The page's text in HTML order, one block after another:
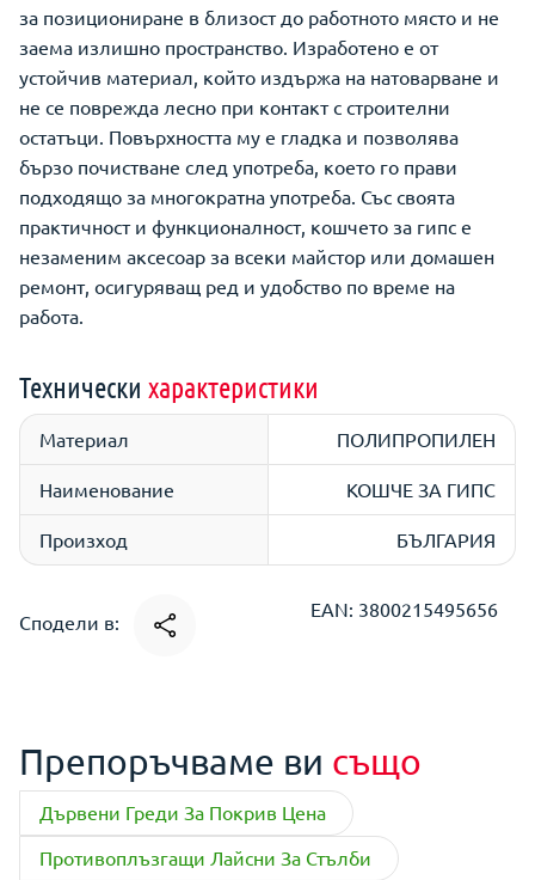
за позициониране в близост до работното място и не
заема излишно пространство. Изработено е от
устойчив материал, който издържа на натоварване и
не се поврежда лесно при контакт с строителни
остатъци. Повърхността му е гладка и позволява
бързо почистване след употреба, което го прави
подходящо за многократна употреба. Със своята
практичност и функционалност, кошчето за гипс е
незаменим аксесоар за всеки майстор или домашен
ремонт, осигуряващ ред и удобство по време на
работа.
Технически характеристики
Материал ПОЛИПРОПИЛЕН
Наименование КОШЧЕ ЗА ГИПС
Произход БЪЛГАРИЯ
Сподели в:
EAN: 3800215495656
Препоръчваме ви също
Дървени Греди За Покрив Цена
Противоплъзгащи Лайсни За Стълби